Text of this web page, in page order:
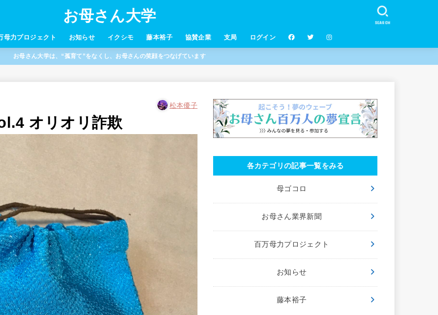
お母さん大学
母力プロジェクト お知らせ イクシモ 藤本裕子 協賛企業 支局 ログイン
SEARCH
お母さん大学は、“孤育て”をなくし、お母さんの笑顔をつなげています
松本優子
オリオリ詐欺
各カテゴリの記事一覧をみる
母ゴコロ
お母さん業界新聞
百万母力プロジェクト
お知らせ
藤本裕子